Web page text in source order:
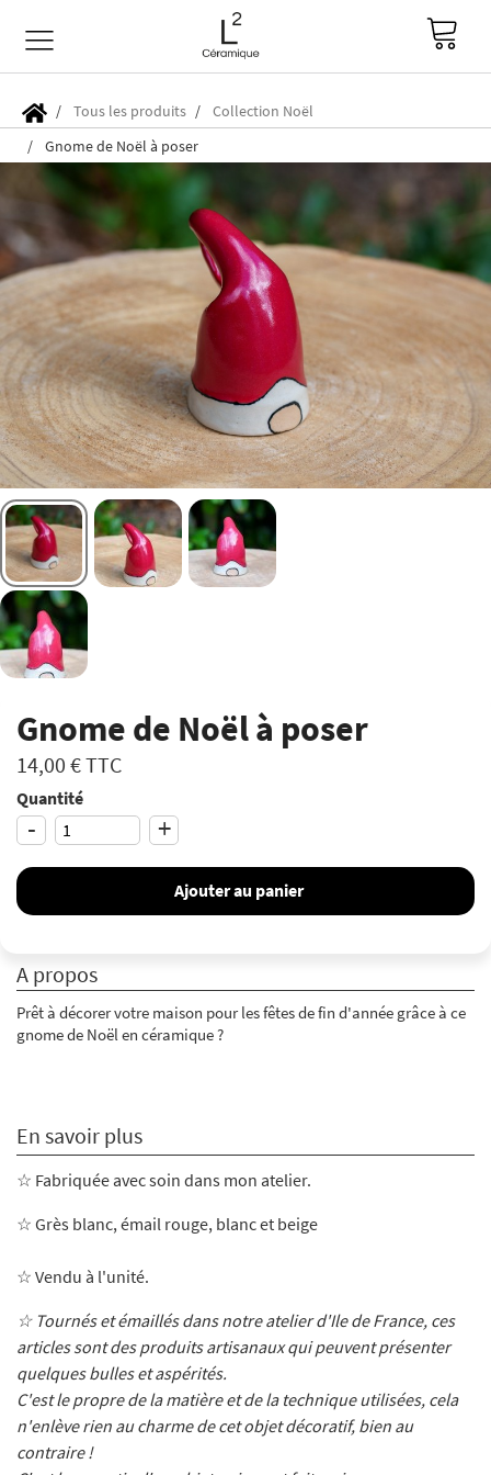
Tous les produits
Collection Noël
Gnome de Noël à poser
Gnome de Noël à poser
14,00 €TTC
Quantité
- +
Ajouter au panier
A propos
Prêt à décorer votre maison pour les fêtes de fin d'année grâce à ce
gnome de Noël en céramique ?
En savoir plus
☆ Fabriquée avec soin dans mon atelier.
☆ Grès blanc, émail rouge, blanc et beige
☆ Vendu à l'unité.
☆ Tournés et émaillés dans notre atelier d'Ile de France, ces
articles sont des produits artisanaux qui peuvent présenter
quelques bulles et aspérités.
C'est le propre de la matière et de la technique utilisées, cela
n'enlève rien au charme de cet objet décoratif, bien au
contraire !